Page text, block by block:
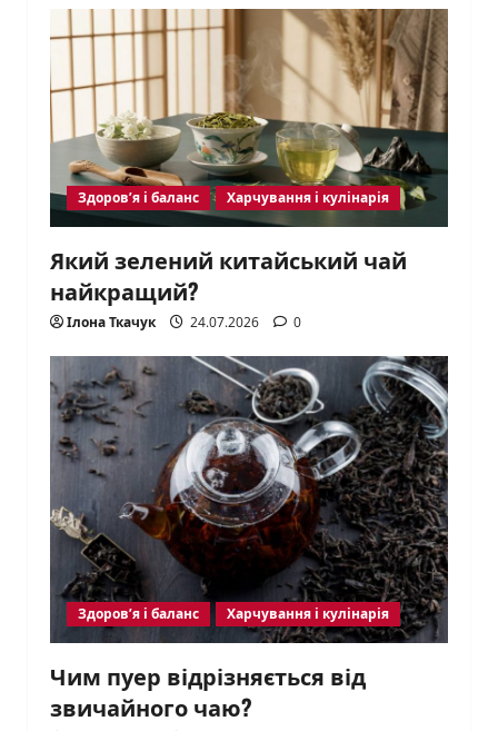
Здоров’я і баланс Харчування і кулінарія
Який зелений китайський чай
найкращий?
Ілона Ткачук 24.07.2026 0
Здоров’я і баланс Харчування і кулінарія
Чим пуер відрізняється від
звичайного чаю?